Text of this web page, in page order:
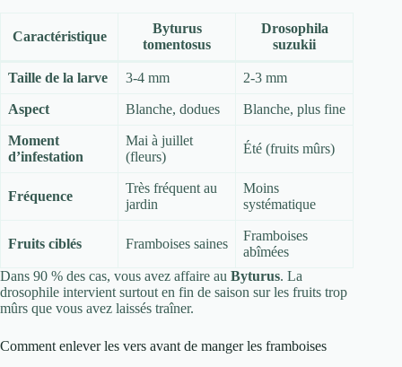
Caractéristique
Byturus
tomentosus
Drosophila
suzukii
Taille de la larve 3-4 mm 2-3 mm
Aspect Blanche, dodues Blanche, plus fine
Moment
d’infestation
Mai à juillet
(fleurs)
Été (fruits mûrs)
Fréquence
Très fréquent au
jardin
Moins
systématique
Fruits ciblés Framboises saines
Framboises
abîmées
Dans 90 % des cas, vous avez affaire au Byturus. La
drosophile intervient surtout en fin de saison sur les fruits trop
mûrs que vous avez laissés traîner.
Comment enlever les vers avant de manger les framboises